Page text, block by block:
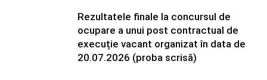
Rezultatele finale la concursul de
ocupare a unui post contractual de
execuție vacant organizat în data de
20.07.2026 (proba scrisă)